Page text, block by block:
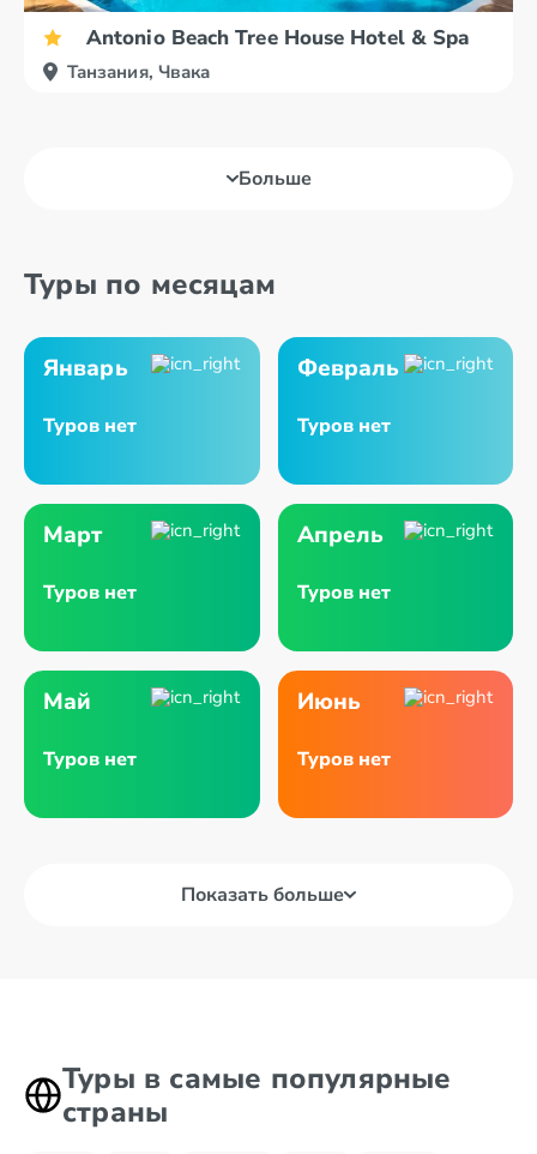
Antonio Beach Tree House Hotel & Spa
Танзания, Чвака
Больше
Туры по месяцам
Январь
Туров нет
Февраль
Туров нет
Март
Туров нет
Апрель
Туров нет
Май
Туров нет
Июнь
Туров нет
Показать больше
Туры в самые популярные
страны